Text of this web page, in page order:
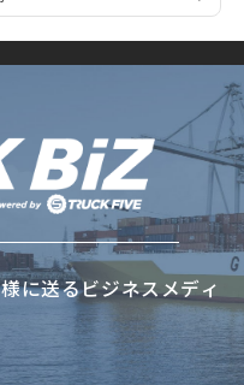
に送るビジネスメディ